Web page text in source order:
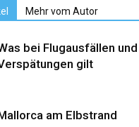
Mehr vom Autor
bei Flugausfällen und
gilt
am Elbstrand